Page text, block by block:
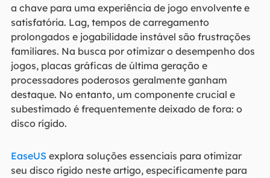
a chave para uma experiência de jogo envolvente e
satisfatória. Lag, tempos de carregamento
prolongados e jogabilidade instável são frustrações
familiares. Na busca por otimizar o desempenho dos
jogos, placas gráficas de última geração e
processadores poderosos geralmente ganham
destaque. No entanto, um componente crucial e
subestimado é frequentemente deixado de fora: o
disco rígido.
EaseUS explora soluções essenciais para otimizar
seu disco rígido neste artigo, especificamente para